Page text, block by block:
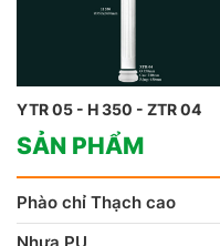
YTR 05 - H 350 - ZTR 04
SẢN PHẨM
Phào chỉ Thạch cao